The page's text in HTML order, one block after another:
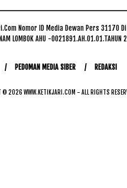
Nomor ID Media Dewan Pers 31170
LOMBOK AHU -0021891.AH.01.01.TAHUN
PEDOMAN MEDIA SIBER REDAKSI
© 2026 WWW.KETIKJARI.COM - ALL RIGHTS